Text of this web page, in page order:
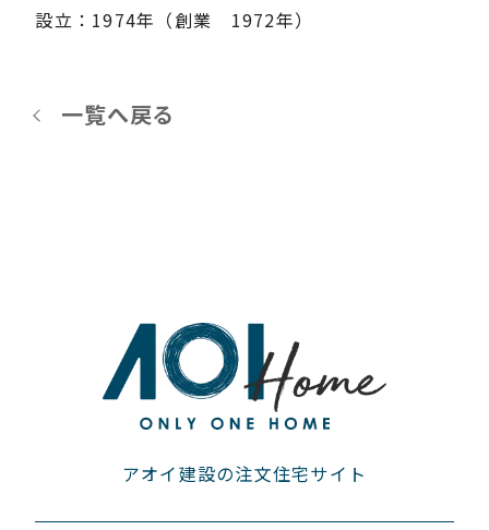
設立：1974年（創業 1972年）
一覧へ戻る
アオイ建設の注文住宅サイト